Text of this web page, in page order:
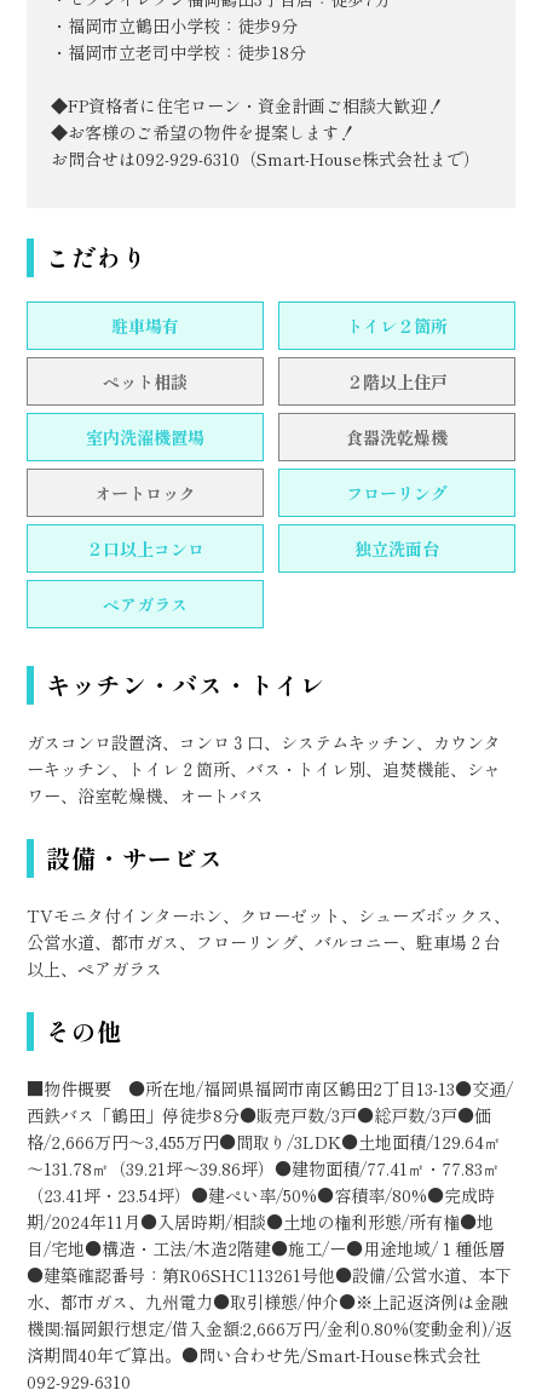
・福岡市立鶴田小学校：徒歩9分
・福岡市立老司中学校：徒歩18分
◆FP資格者に住宅ローン・資金計画ご相談大歓迎！
◆お客様のご希望の物件を提案します！
お問合せは092-929-6310（Smart-House株式会社まで）
こだわり
駐車場有 トイレ２箇所
ペット相談 ２階以上住戸
室内洗濯機置場 食器洗乾燥機
オートロック フローリング
２口以上コンロ 独立洗面台
ペアガラス
キッチン・バス・トイレ
ガスコンロ設置済、コンロ３口、システムキッチン、カウンタ
ーキッチン、トイレ２箇所、バス・トイレ別、追焚機能、シャ
ワー、浴室乾燥機、オートバス
設備・サービス
TVモニタ付インターホン、クローゼット、シューズボックス、
公営水道、都市ガス、フローリング、バルコニー、駐車場２台
以上、ペアガラス
その他
■物件概要 ●所在地/福岡県福岡市南区鶴田2丁目13-13●交通/
西鉄バス「鶴田」停徒歩8分●販売戸数/3戸●総戸数/3戸●価
格/2,666万円～3,455万円●間取り/3LDK●土地面積/129.64㎡
～131.78㎡（39.21坪～39.86坪）●建物面積/77.41㎡・77.83㎡
（23.41坪・23.54坪）●建ぺい率/50%●容積率/80%●完成時
期/2024年11月●入居時期/相談●土地の権利形態/所有権●地
目/宅地●構造・工法/木造2階建●施工/ー●用途地域/１種低層
●建築確認番号：第R06SHC113261号他●設備/公営水道、本下
水、都市ガス、九州電力●取引様態/仲介●※上記返済例は金融
機関:福岡銀行想定/借入金額:2,666万円/金利0.80%(変動金利)/返
済期間40年で算出。●問い合わせ先/Smart-House株式会社
092-929-6310